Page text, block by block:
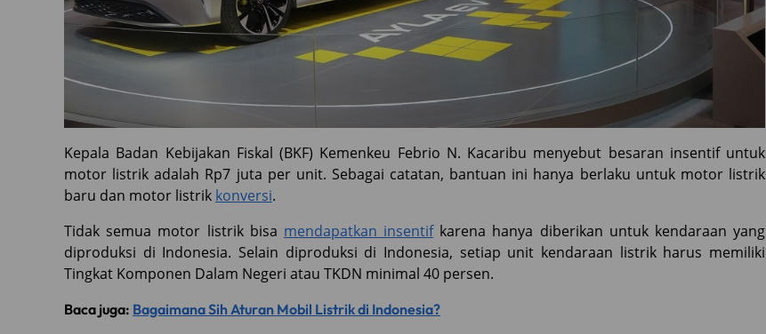
Kepala Badan Kebijakan Fiskal (BKF) Kemenkeu Febrio N. Kacaribu menyebut besaran insentif untuk
motor listrik adalah Rp7 juta per unit. Sebagai catatan, bantuan ini hanya berlaku untuk motor listrik
baru dan motor listrik konversi.
Tidak semua motor listrik bisa mendapatkan insentifkarena hanya diberikan untuk kendaraan yang
diproduksi di Indonesia. Selain diproduksi di Indonesia, setiap unit kendaraan listrik harus memiliki
Tingkat Komponen Dalam Negeri atau TKDN minimal 40 persen.
Baca juga: Bagaimana Sih Aturan Mobil Listrik di Indonesia?